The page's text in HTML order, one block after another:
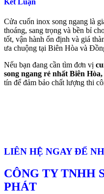
Kết Luận
Cửa cuốn inox song ngang là
thoáng, sang trọng và bền bỉ
tốt, vận hành ổn định và giá
ưa chuộng tại Biên Hòa và
Nếu bạn đang cần tìm đơn vị
song ngang rẻ nhất Biên
tín để đảm bảo chất lượng thi
LIÊN HỆ NGAY ĐỂ
CÔNG TY TNHH
PHÁT